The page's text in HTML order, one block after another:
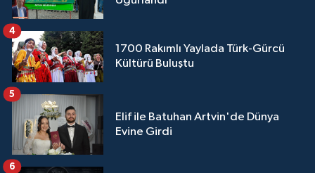
1700 Rakımlı Yaylada Türk-Gürcü
Kültürü Buluştu
4
Elif ile Batuhan Artvin'de Dünya
Evine Girdi
5
6